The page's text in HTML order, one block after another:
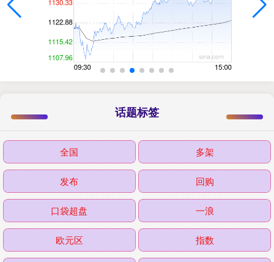
话题标签
全国 多架
发布 回购
口袋超盘 一浪
欧元区 指数